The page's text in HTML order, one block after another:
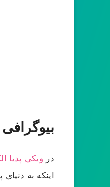
در ویکی پدیا